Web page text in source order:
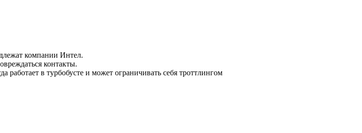
компании Интел.
контакты.
работает в турбобусте и может ограничивать себя троттлингом